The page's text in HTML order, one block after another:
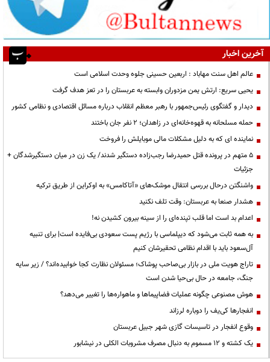
آخرین اخبار
عالم اهل سنت مهاباد : اربعین حسینی جلوه وحدت اسلامی است
یحیی سریع: ارتش یمن مزدوران وابسته به عربستان را در تعز هدف گرفت
دیدار و گفتگوی رئیس‌جمهور با رهبر معظم انقلاب درباره مسائل اقتصادی و نظامی کشور
حمله مسلحانه به قهوه‌خانه‌ای در زاهدان؛ ۲ نفر جان باختند
نماینده ای که به دلیل مشکلات مالی موبایلش را فروخت
۵ متهم در پرونده قتل حمیدرضا رجب‌زاده دستگیر شدند/ یک زن در میان دستگیرشدگان +
جزئیات
واشنگتن درحال بررسی انتقال موشک‌های «آتاکامس» به اوکراین از طریق ترکیه
هشدار صنعا به عربستان: وقت تلف نکنید
اعدام بد است اما قلب تپنده‌ای را از سینه بیرون کشیدن نه!
به همه ثابت می‌شود که دیپلماسی با رژیم پست سعودی بی‌فایده است| برای تنبیه
آل‌سعود باید با اقدام نظامی تحقیرشان کنیم
تاراج هویت ملی در بازار بی‌صاحب پوشاک؛ مسئولان نظارت کجا خوابیده‌اند؟ / زیر سایه
جنگ، جامعه در حال بی‌حیا شدن است
هوش مصنوعی چگونه عملیات فضاپیماها و ماهواره‌ها را تغییر می‌دهد؟
انفجارها کی‌یف را دوباره لرزاند
وقوع انفجار در تاسیسات گازی شهر جبیل عربستان
یک کشته و ۱۲ مسموم به دنبال مصرف مشروبات الکلی در نیشابور